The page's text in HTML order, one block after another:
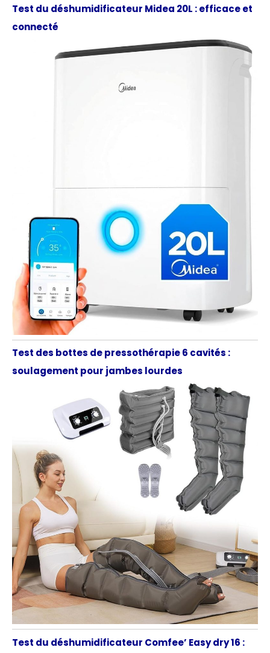
Test du déshumidificateur Midea 20L : efficace et
connecté
Test des bottes de pressothérapie 6 cavités :
soulagement pour jambes lourdes
Test du déshumidificateur Comfee’ Easy dry 16 :